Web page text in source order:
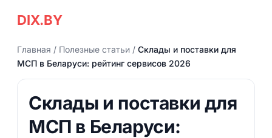
DIX.BY
Главная / Полезные статьи/ Склады и поставки для
МСП в Беларуси: рейтинг сервисов 2026
Склады и поставки для
МСП в Беларуси: